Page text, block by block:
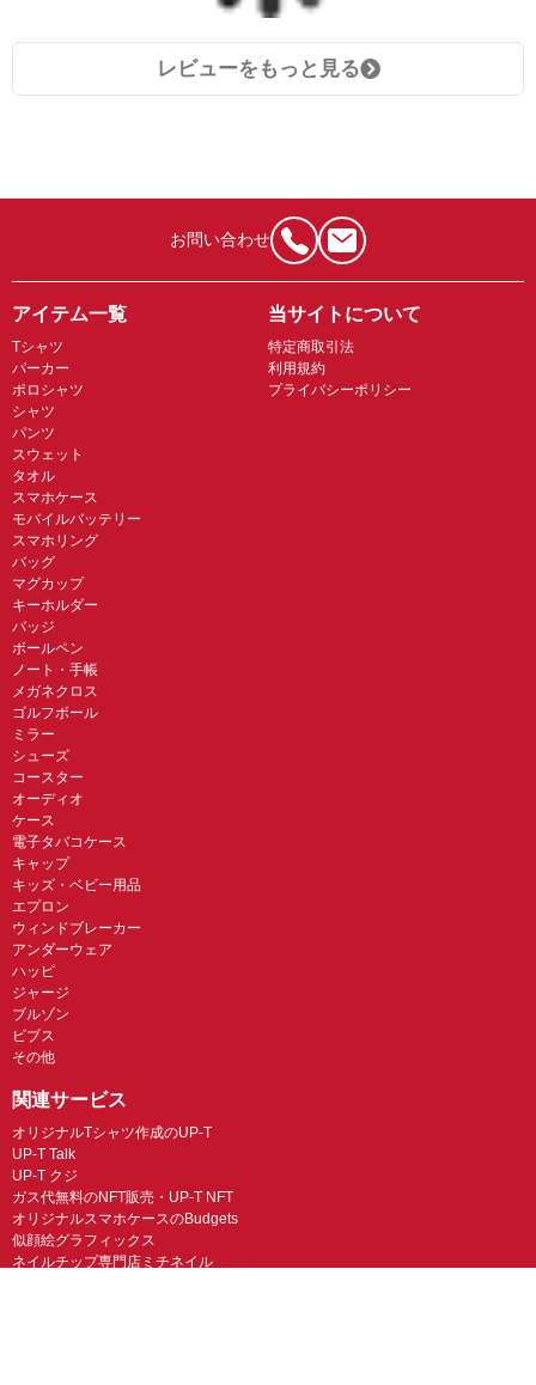
レビューをもっと見る
お問い合わせ
アイテム一覧
Tシャツ
パーカー
ポロシャツ
シャツ
パンツ
スウェット
タオル
スマホケース
モバイルバッテリー
スマホリング
バッグ
マグカップ
キーホルダー
バッジ
ボールペン
ノート・手帳
メガネクロス
ゴルフボール
ミラー
シューズ
コースター
オーディオ
ケース
電子タバコケース
キャップ
キッズ・ベビー用品
エプロン
ウィンドブレーカー
アンダーウェア
ハッピ
ジャージ
ブルゾン
ビブス
その他
当サイトについて
特定商取引法
利用規約
プライバシーポリシー
関連サービス
オリジナルTシャツ作成のUP-T
UP-T Talk
UP-T クジ
ガス代無料のNFT販売・UP-T NFT
オリジナルスマホケースのBudgets
似顔絵グラフィックス
ネイルチップ専門店ミチネイル